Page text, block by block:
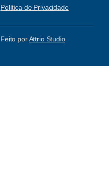
Política de Privacidade
Feito porAttrio Studio